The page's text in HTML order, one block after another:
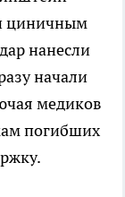
циничным
нанесли
начали
медиков
погибших